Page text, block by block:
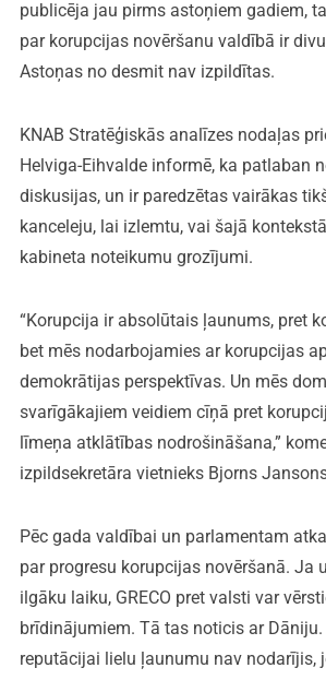
publicēja jau pirms astoņiem gadiem,
par korupcijas novēršanu valdībā ir
Astoņas no desmit nav izpildītas.
KNAB Stratēģiskās analīzes nodaļas
Helviga-Eihvalde informē, ka patlaban
diskusijas, un ir paredzētas vairākas
kanceleju, lai izlemtu, vai šajā
kabineta noteikumu grozījumi.
“Korupcija ir absolūtais ļaunums, pret
bet mēs nodarbojamies ar korupcijas
demokrātijas perspektīvas. Un mēs
svarīgākajiem veidiem cīņā pret
līmeņa atklātības nodrošināšana,”
izpildsekretāra vietnieks Bjorns
Pēc gada valdībai un parlamentam
par progresu korupcijas novēršanā. Ja
ilgāku laiku, GRECO pret valsti var
brīdinājumiem. Tā tas noticis ar
reputācijai lielu ļaunumu nav nodarījis,